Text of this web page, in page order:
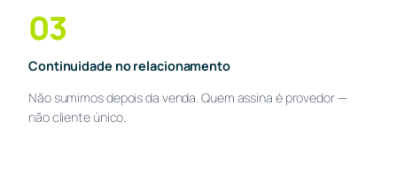
03
Continuidade no relacionamento
Não sumimos depois da venda. Quem assina é provedor —
não cliente único.